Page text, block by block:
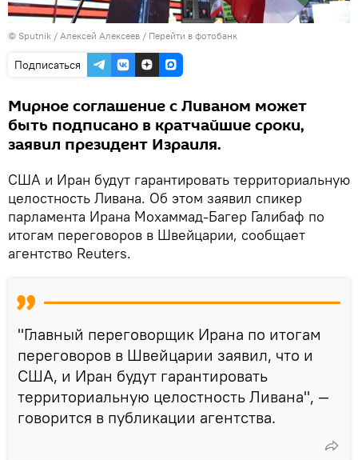
© Sputnik / Алексей Алексеев / Перейти в фотобанк
Подписаться
Мирное соглашение с Ливаном может
быть подписано в кратчайшие сроки,
заявил президент Израиля.
США и Иран будут гарантировать территориальную
целостность Ливана. Об этом заявил спикер
парламента Ирана Мохаммад-Багер Галибаф по
итогам переговоров в Швейцарии, сообщает
агентство Reuters.
"Главный переговорщик Ирана по итогам
переговоров в Швейцарии заявил, что и
США, и Иран будут гарантировать
территориальную целостность Ливана", —
говорится в публикации агентства.